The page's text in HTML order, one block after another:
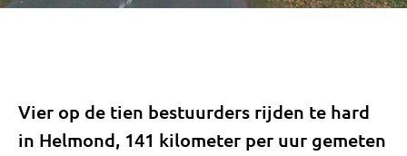
Vier op de tien bestuurders rijden te hard
in Helmond, 141 kilometer per uur gemeten